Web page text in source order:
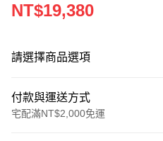
NT$19,380
請選擇商品選項
付款與運送方式
宅配滿NT$2,000免運